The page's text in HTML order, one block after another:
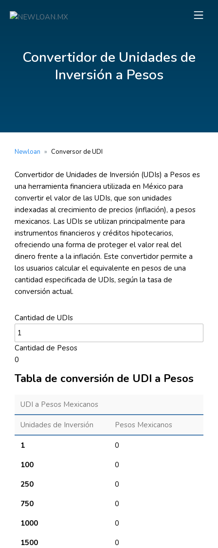
Convertidor de Unidades de
Inversión a Pesos
Newloan » Conversor de UDI
Convertidor de Unidades de Inversión (UDIs) a Pesos es
una herramienta financiera utilizada en México para
convertir el valor de las UDIs, que son unidades
indexadas al crecimiento de precios (inflación), a pesos
mexicanos. Las UDIs se utilizan principalmente para
instrumentos financieros y créditos hipotecarios,
ofreciendo una forma de proteger el valor real del
dinero frente a la inflación. Este convertidor permite a
los usuarios calcular el equivalente en pesos de una
cantidad especificada de UDIs, según la tasa de
conversión actual.
Cantidad de UDIs
Cantidad de Pesos
0
Tabla de conversión de UDI a Pesos
UDI a Pesos Mexicanos
Unidades de Inversión Pesos Mexicanos
1
0
100
0
250
0
750
0
1000
0
1500
0